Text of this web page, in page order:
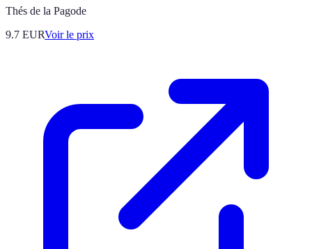
Thés de la Pagode
9.7 EURVoir le prix